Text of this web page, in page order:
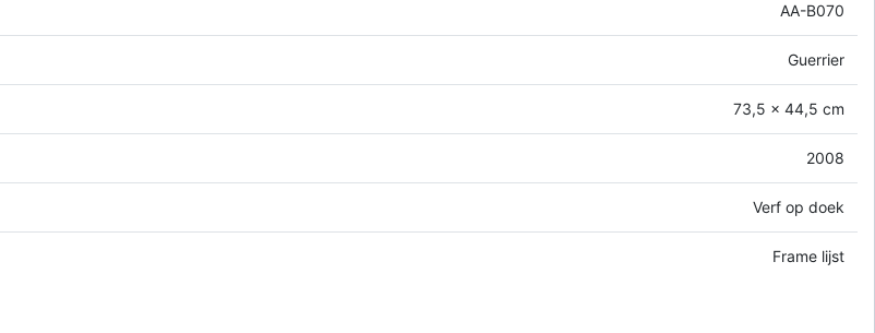
AA-B070
Guerrier
73,5 x 44,5 cm
2008
Verf op doek
Frame lijst